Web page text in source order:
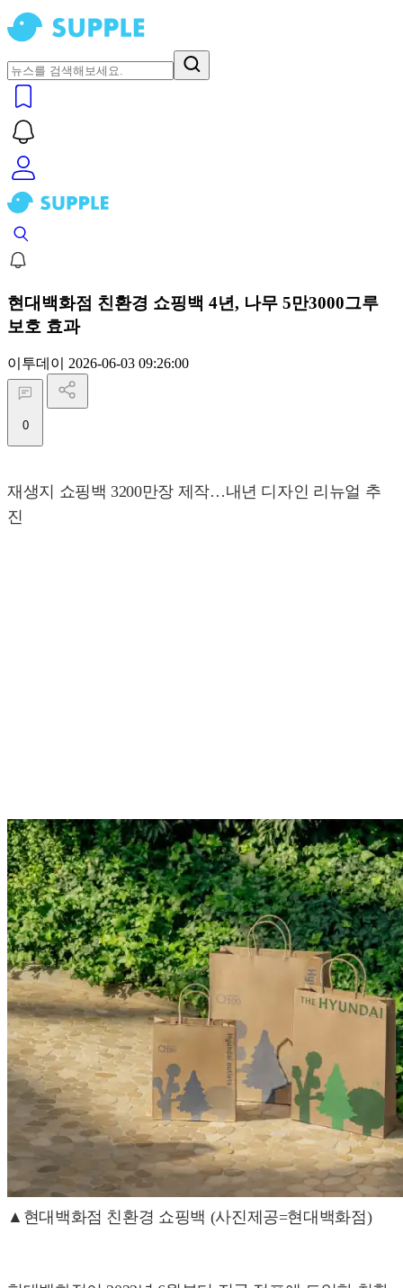
현대백화점 친환경 쇼핑백 4년, 나무 5만3000그루
보호 효과
이투데이 2026-06-03 09:26:00
0
재생지 쇼핑백 3200만장 제작…내년 디자인 리뉴얼 추
진
▲현대백화점 친환경 쇼핑백 (사진제공=현대백화점)